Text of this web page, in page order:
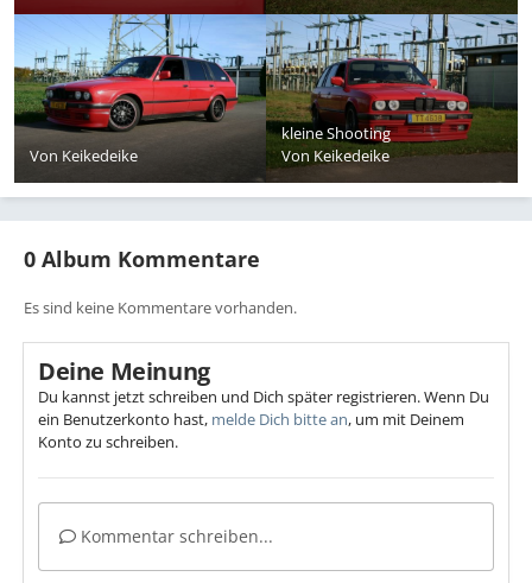
Von Keikedeike
kleine Shooting
Von Keikedeike
0 Album Kommentare
Es sind keine Kommentare vorhanden.
Deine Meinung
Du kannst jetzt schreiben und Dich später registrieren. Wenn Du
ein Benutzerkonto hast, melde Dich bitte an, um mit Deinem
Konto zu schreiben.
Kommentar schreiben...